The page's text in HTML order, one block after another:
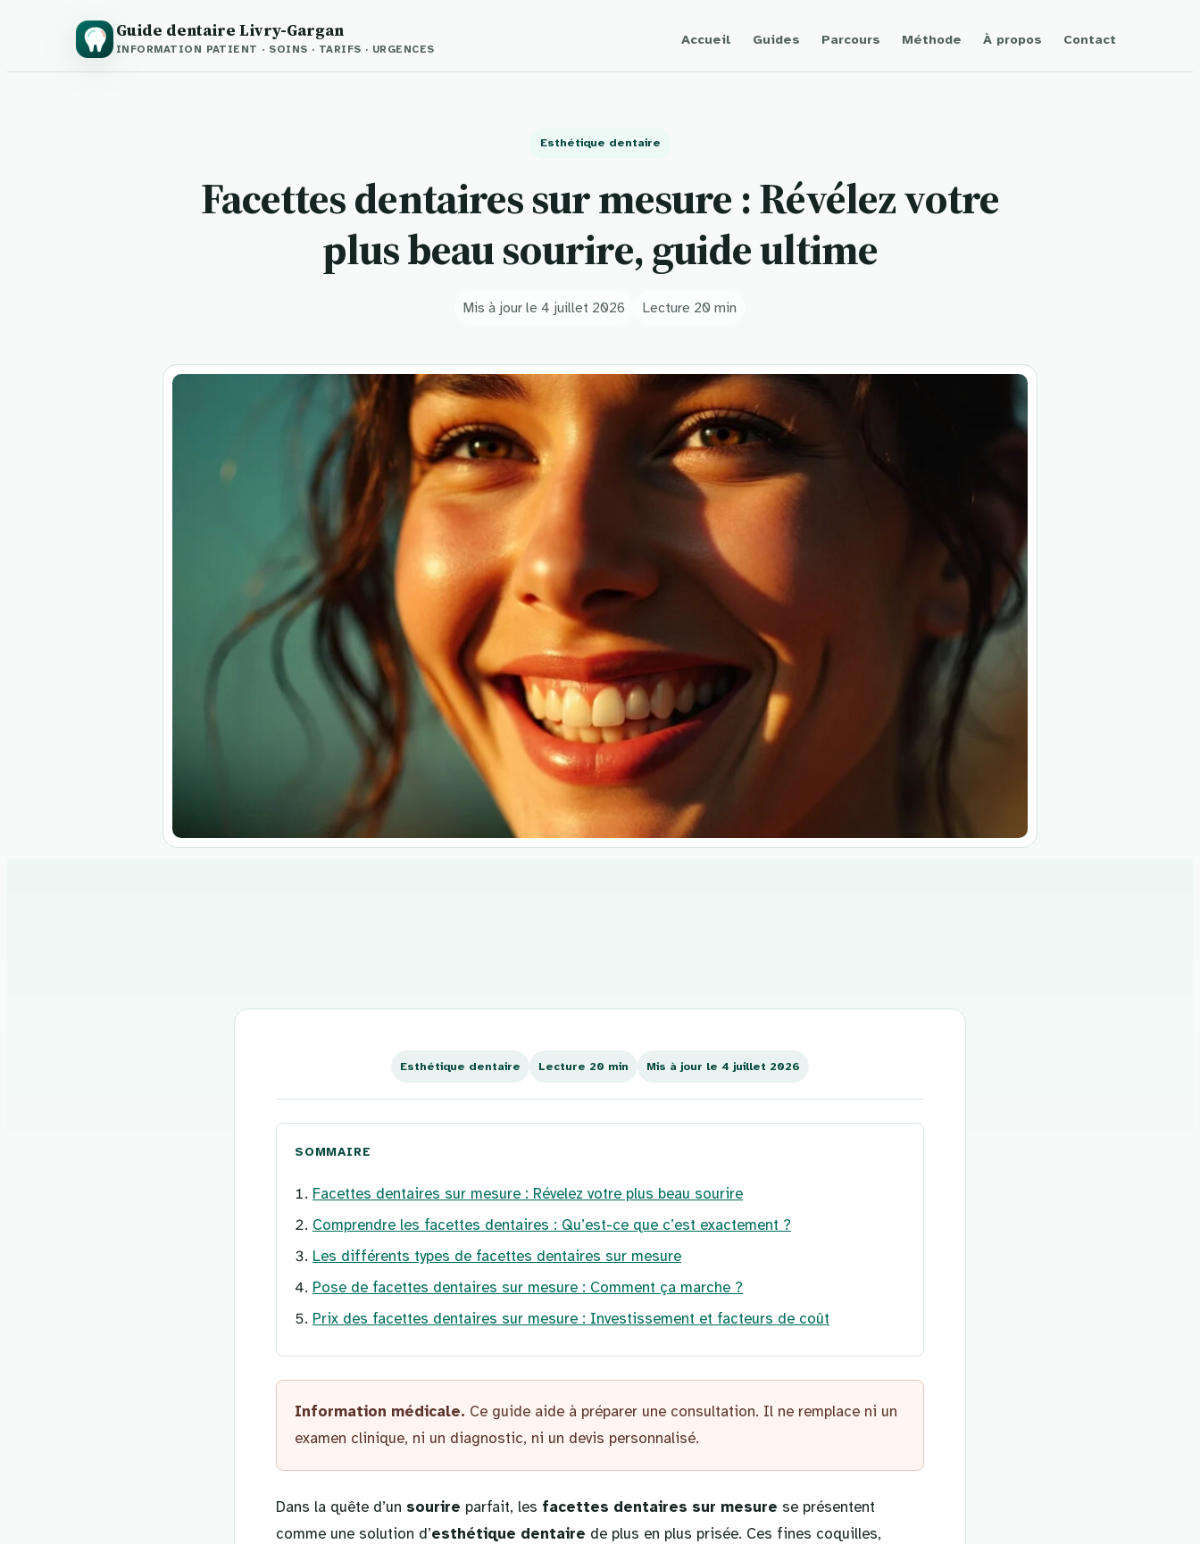
Guide dentaire Livry-Gargan
INFORMATION PATIENT · SOINS · TARIFS · URGENCES
Accueil Guides Parcours Méthode À propos Contact
Esthétique dentaire
Facettes dentaires sur mesure : Révélez votre
plus beau sourire, guide ultime
Mis à jour le 4 juillet 2026 Lecture 20 min
Esthétique dentaire Lecture 20 min Mis à jour le 4 juillet 2026
SOMMAIRE
Facettes dentaires sur mesure : Révelez votre plus beau sourire
Comprendre les facettes dentaires : Qu’est-ce que c’est exactement ?
Les différents types de facettes dentaires sur mesure
Pose de facettes dentaires sur mesure : Comment ça marche ?
Prix des facettes dentaires sur mesure : Investissement et facteurs de coût
Information médicale. Ce guide aide à préparer une consultation. Il ne remplace ni un
examen clinique, ni un diagnostic, ni un devis personnalisé.
Dans la quête d’un sourire parfait, les facettes dentaires sur mesure se présentent
comme une solution d’esthétique dentaire de plus en plus prisée. Ces fines coquilles,